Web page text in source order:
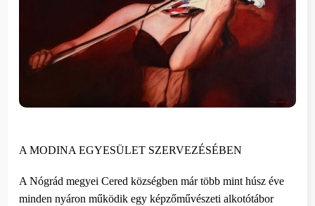
A MODINA EGYESÜLET SZERVEZÉSÉBEN
A Nógrád megyei Cered községben már több mint húsz éve
minden nyáron működik egy képzőművészeti alkotótábor